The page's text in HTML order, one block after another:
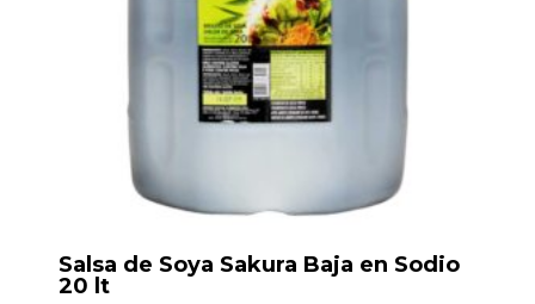
Salsa de Soya Sakura Baja en Sodio
20 lt